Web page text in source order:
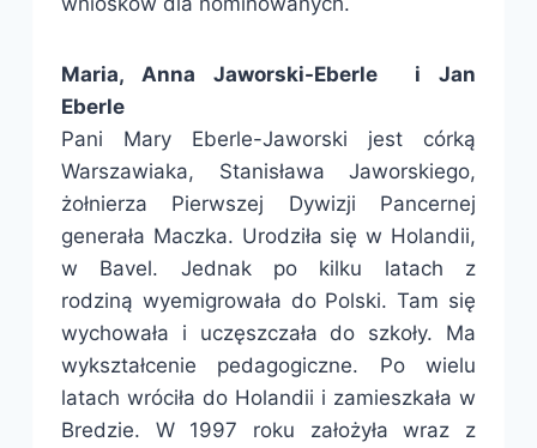
Maria, Anna Jaworski-Eberle i Jan
Eberle
Pani Mary Eberle-Jaworski jest córką
Warszawiaka, Stanisława Jaworskiego,
żołnierza Pierwszej Dywizji Pancernej
generała Maczka. Urodziła się w Holandii,
w Bavel. Jednak po kilku latach z
rodziną wyemigrowała do Polski. Tam się
wychowała i uczęszczała do szkoły. Ma
wykształcenie pedagogiczne. Po wielu
latach wróciła do Holandii i zamieszkała w
Bredzie. W 1997 roku założyła wraz z